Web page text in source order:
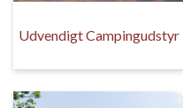
Udvendigt Campingudstyr